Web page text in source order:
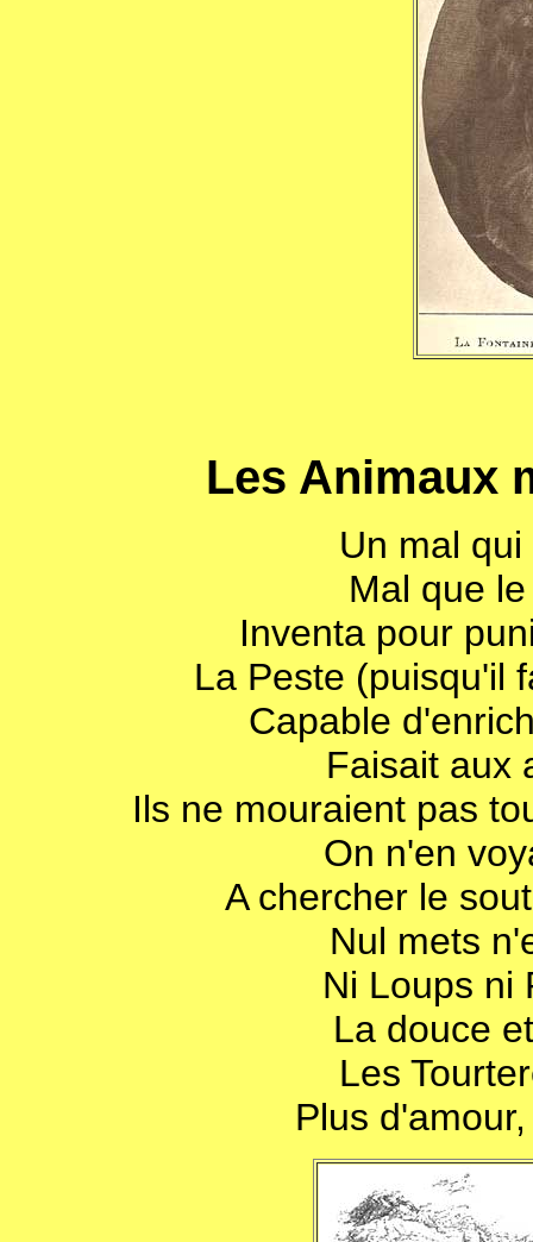
Les Animaux
Un mal
Mal que
Inventa pour
La Peste (puisqu'il
Capable
Faisait aux
Ils ne mouraient pas
On n'en
A chercher le
Nul mets
Ni Loups ni
La douce
Les
Plus